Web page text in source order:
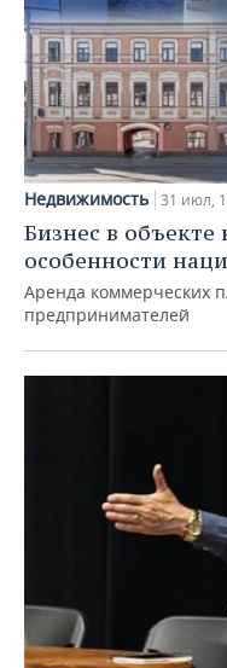
Недвижимость 31 июл,
Бизнес в объекте
особенности
Аренда коммерческих
предпринимателей